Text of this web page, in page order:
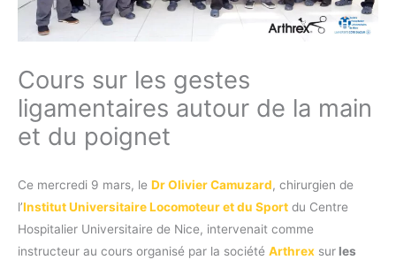
Cours sur les gestes
ligamentaires autour de la main
et du poignet
Ce mercredi 9 mars, le Dr Olivier Camuzard, chirurgien de
l’Institut Universitaire Locomoteur et du Sport du Centre
Hospitalier Universitaire de Nice, intervenait comme
instructeur au cours organisé par la société Arthrex sur les